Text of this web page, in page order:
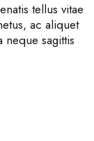
tellus vitae
ac aliquet
sagittis